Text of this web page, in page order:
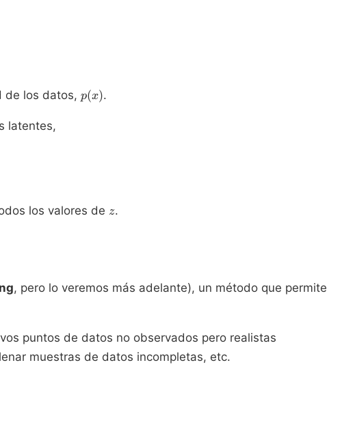
de los datos, p(x)
p(x).
latentes,
p(z)\, dz,
los valores de z
z.
, pero lo veremos más adelante), un método que permite
puntos de datos no observados pero realistas
muestras de datos incompletas, etc.